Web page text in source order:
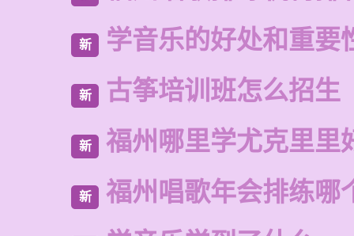
新 学音乐的好处和重要
新 古筝培训班怎么招生
新 福州哪里学尤克里里
新 福州唱歌年会排练哪